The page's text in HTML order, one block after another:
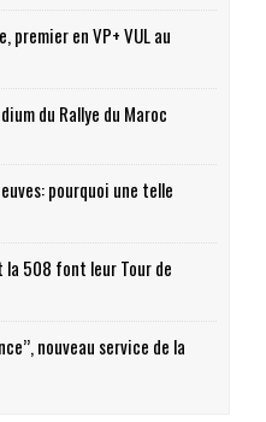
premier en VP+ VUL au
du Rallye du Maroc
pourquoi une telle
508 font leur Tour de
nouveau service de la